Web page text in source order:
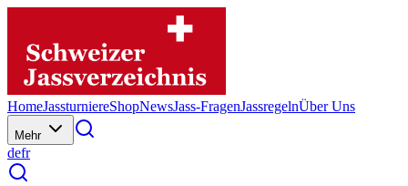
HomeJassturniereShopNewsJass-FragenJassregelnÜber Uns
Mehr
defr